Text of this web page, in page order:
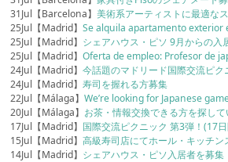
31Jul【Barcelona】美術系アーティストに最適な
25Jul【Madrid】Se alquila apartamento exterior
25Jul【Madrid】 シェアハウス・ピソ 9月からの入
25Jul【Madrid】Oferta de empleo: Profesor de
24Jul【Madrid】今話題のマドリード国際交流ピ
24Jul【Madrid】寿司を握れる方募集
22Jul【Málaga】We’re looking for Japanese
20Jul【Málaga】 お茶・情報交換できる方を探し
17Jul【Madrid】 国際交流ピクニック 第3弾！(17
15Jul【Madrid】高級寿司店にてホール・キッチン
14Jul【Madrid】 シェアハウス・ピソ入居者を募集